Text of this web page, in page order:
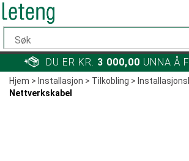
DU ER KR. 3 000,00 UNNA Å
Hjem> Installasjon>Tilkobling>
Nettverkskabel